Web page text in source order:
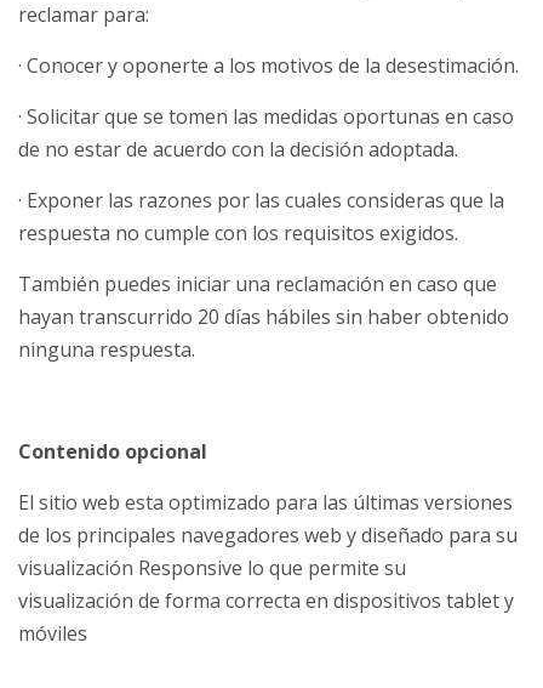
reclamar para:
· Conocer y oponerte a los motivos de la desestimación.
· Solicitar que se tomen las medidas oportunas en caso
de no estar de acuerdo con la decisión adoptada.
· Exponer las razones por las cuales consideras que la
respuesta no cumple con los requisitos exigidos.
También puedes iniciar una reclamación en caso que
hayan transcurrido 20 días hábiles sin haber obtenido
ninguna respuesta.
Contenido opcional
El sitio web esta optimizado para las últimas versiones
de los principales navegadores web y diseñado para su
visualización Responsive lo que permite su
visualización de forma correcta en dispositivos tablet y
móviles